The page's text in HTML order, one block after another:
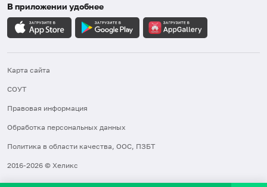
В приложении удобнее
Карта сайта
СОУТ
Правовая информация
Обработка персональных данных
Политика в области качества, ООС, ПЗБТ
2016-2026 © Хеликс